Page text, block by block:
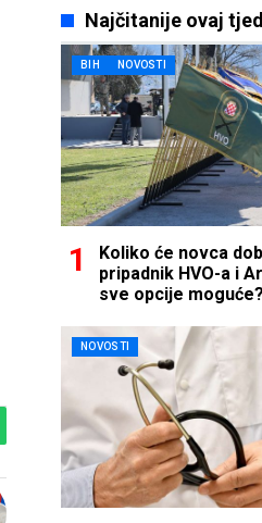
Najčitanije ovaj
BIH NOVOSTI
Koliko će novca
pripadnik HVO-a i
sve opcije
NOVOSTI